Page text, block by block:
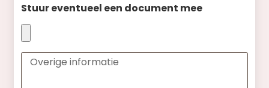
Stuur eventueel een document mee